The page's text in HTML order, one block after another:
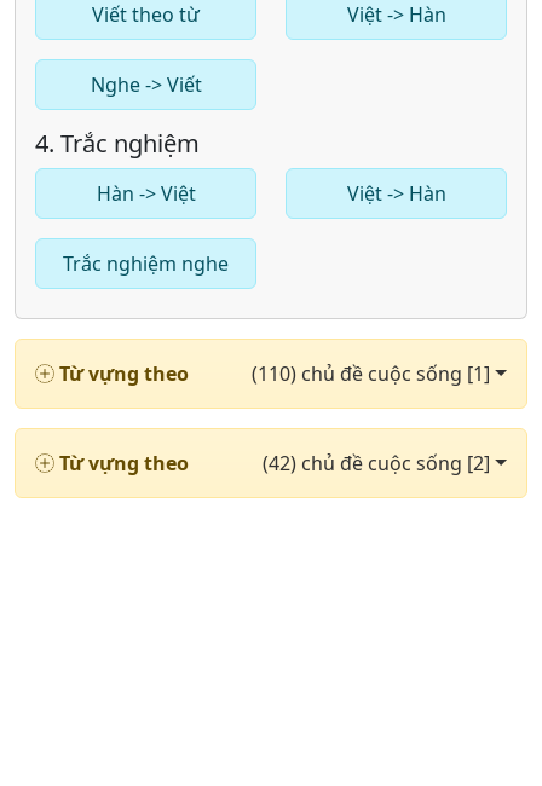
Viết theo từ Việt -> Hàn
Nghe -> Viết
4. Trắc nghiệm
Hàn -> Việt Việt -> Hàn
Trắc nghiệm nghe
Từ vựng theo (110) chủ đề cuộc sống [1]
Từ vựng theo (42) chủ đề cuộc sống [2]